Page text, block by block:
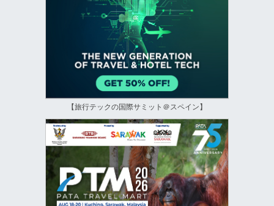
【旅行テックの国際サミット＠スペイン】